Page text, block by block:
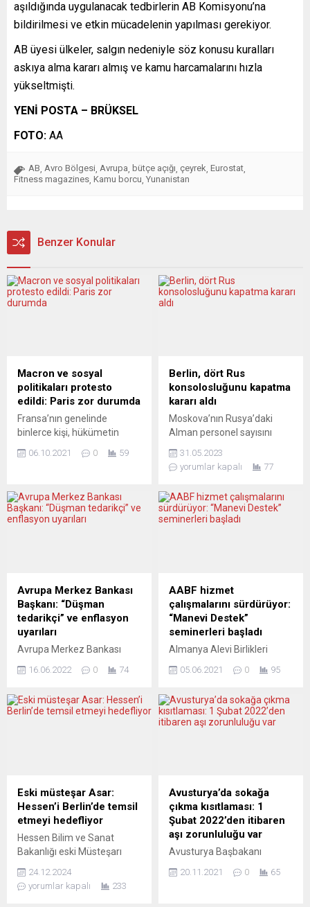
aşıldığında uygulanacak tedbirlerin AB Komisyonu’na
bildirilmesi ve etkin mücadelenin yapılması gerekiyor.
AB üyesi ülkeler, salgın nedeniyle söz konusu kuralları
askıya alma kararı almış ve kamu harcamalarını hızla
yükseltmişti.
YENİ POSTA – BRÜKSEL
FOTO: AA
AB Avro Bölgesi Avrupa bütçe açığı çeyrek Eurostat
Fitness magazines Kamu borcu Yunanistan
Benzer Konular
Macron ve sosyal
politikaları protesto
edildi: Paris zor durumda
Fransa’nın genelinde
binlerce kişi, hükümetin
etmek amacıyla grev ve
Paris’teki Republique
Meydanı’nda toplanan
gösteren göstericiler,
kamuda ve özel sektörde iş
koşullarının geliştirilmesini,
emeklilerin, çalışanların ve
memurların aldığı maaşlara
zam yapılmasını talep etti....
06.10.2021 0 59
Berlin, dört Rus
konsolosluğunu kapatma
kararı aldı
Moskova’nın Rusya’daki
Alman personel sayısını
misilleme olarak Alman
hükümeti ülkedeki beş Rus
dördününün faaliyet iznini
iptal etti. Moskova’nın
konsolosluğunun
kapatılması kararı aldı.
Dışişleri Bakanlığı sözcüsü
Çarşamba günü yaptığı
açıklamada, Alman
hükümetinin “Almanya’da
faaliyet gösteren beş...
31.05.2023
yorumlar kapalı
77
Avrupa Merkez Bankası
Başkanı: “Düşman
tedarikçi” ve enflasyon
uyarıları
Avrupa Merkez Bankası
Lagarde, ECB’nin,
hedefine geri getirmeye
odaklanması ve politikaya
tarafından düzenlenen bir
etkinlikte konuşan Lagarde,
Ukrayna’daki savaşın,
Avrupa’nın Rusya gibi
“düşman” tedarikçilere
tehlikeli olarak bağımlı
olduğunu ortaya koyduğunu
belirtti....
16.06.2022 0 74
AABF hizmet
çalışmalarını sürdürüyor:
“Manevi Destek”
seminerleri başladı
Almanya Alevi Birlikleri
Seelsorge Projesi (Manevi
çerçevesinde eğitim
seminerlerine başladığını
genelinde Seelsorge
(Manevi Destek) hizmet
çalışmalarının
sürdürülebilmesi için
gönüllülerin yetiştirilmesi,
bilgi, beceri ve
yeteneklerinin geliştirilmesi
05.06.2021 0 95
Eski müsteşar Asar:
Hessen’i Berlin’de temsil
etmeyi hedefliyor
Hessen Bilim ve Sanat
Bakanlığı eski Müsteşarı
seçime üyesi olduğu
Yeşiller’in milletvekili adayı
24.12.2024
yorumlar kapalı
233
Avusturya’da sokağa
çıkma kısıtlaması: 1
Şubat 2022’den itibaren
aşı zorunluluğu var
Avusturya Başbakanı
yeni tip koronavirüs (Covid-
20.11.2021 0 65